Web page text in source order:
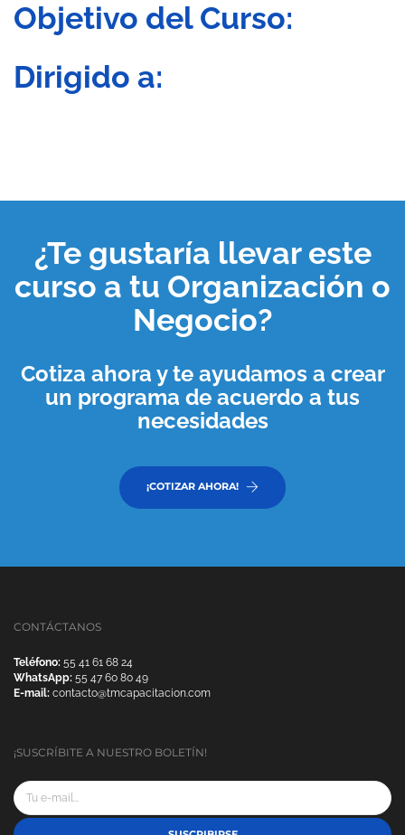
Objetivo del Curso:
Dirigido a:
¿Te gustaría llevar este
curso a tu Organización o
Negocio?
Cotiza ahora y te ayudamos a crear
un programa de acuerdo a tus
necesidades
¡COTIZAR AHORA!
CONTÁCTANOS
Teléfono: 55 41 61 68 24
WhatsApp: 55 47 60 80 49
E-mail: contacto@tmcapacitacion.com
¡SUSCRÍBITE A NUESTRO BOLETÍN!